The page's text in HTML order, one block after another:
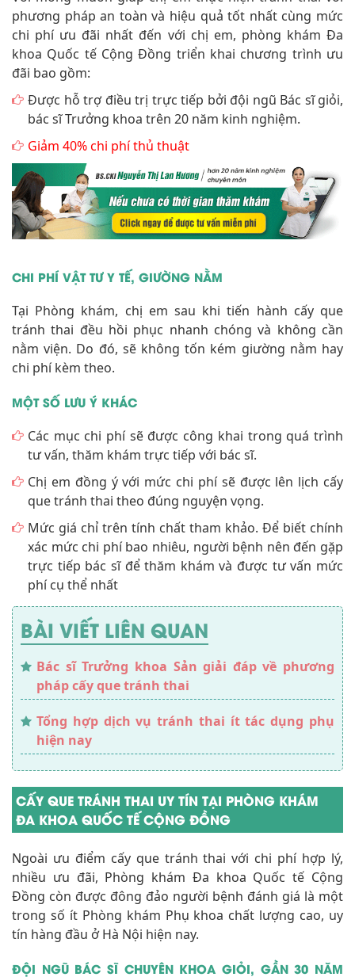
phương pháp an toàn và hiệu quả tốt nhất cùng mức
chi phí ưu đãi nhất đến với chị em, phòng khám Đa
khoa Quốc tế Cộng Đồng triển khai chương trình ưu
đãi bao gồm:
Được hỗ trợ điều trị trực tiếp bởi đội ngũ Bác sĩ giỏi,
bác sĩ Trưởng khoa trên 20 năm kinh nghiệm.
Giảm 40% chi phí thủ thuật
CHI PHÍ VẬT TƯ Y TẾ, GIƯỜNG NẰM
Tại Phòng khám, chị em sau khi tiến hành cấy que
tránh thai đều hồi phục nhanh chóng và không cần
nằm viện. Do đó, sẽ không tốn kém giường nằm hay
chi phí kèm theo.
MỘT SỐ LƯU Ý KHÁC
Các mục chi phí sẽ được công khai trong quá trình
tư vấn, thăm khám trực tiếp với bác sĩ.
Chị em đồng ý với mức chi phí sẽ được lên lịch cấy
que tránh thai theo đúng nguyện vọng.
Mức giá chỉ trên tính chất tham khảo. Để biết chính
xác mức chi phí bao nhiêu, người bệnh nên đến gặp
trực tiếp bác sĩ để thăm khám và được tư vấn mức
phí cụ thể nhất
BÀI VIẾT LIÊN QUAN
Bác sĩ Trưởng khoa Sản giải đáp về phương
pháp cấy que tránh thai
Tổng hợp dịch vụ tránh thai ít tác dụng phụ
hiện nay
CẤY QUE TRÁNH THAI UY TÍN TẠI PHÒNG KHÁM
ĐA KHOA QUỐC TẾ CỘNG ĐỒNG
Ngoài ưu điểm cấy que tránh thai với chi phí hợp lý,
nhiều ưu đãi, Phòng khám Đa khoa Quốc tế Cộng
Đồng còn được đông đảo người bệnh đánh giá là một
trong số ít Phòng khám Phụ khoa chất lượng cao, uy
tín hàng đầu ở Hà Nội hiện nay.
ĐỘI NGŨ BÁC SĨ CHUYÊN KHOA GIỎI, GẦN 30 NĂM